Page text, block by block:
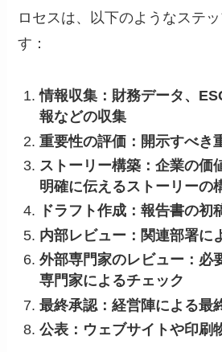
ロセスは、以下のようなステ
す：
情報収集：財務データ、
報などの収集
重要性の評価：開示すべき
ストーリー構築：企業の価
明確に伝えるストーリーの
ドラフト作成：報告書の初
内部レビュー：関連部署に
外部専門家のレビュー：必
専門家によるチェック
最終承認：経営陣による最
公表：ウェブサイトや印刷